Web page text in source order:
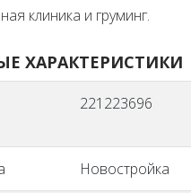
клиника и груминг.
ХАРАКТЕРИСТИКИ
221223696
Новостройка